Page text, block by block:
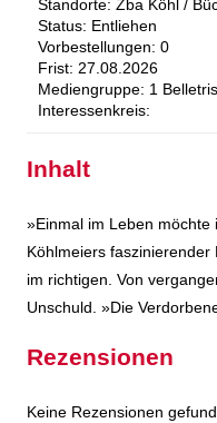
Standorte: Zba Köhl /
Status: Entliehen
Vorbestellungen: 0
Frist: 27.08.2026
Mediengruppe: 1
Interessenkreis:
Inhalt
»Einmal im Leben
Köhlmeiers
im richtigen. Von
Unschuld. »Die
Rezensionen
Keine Rezensionen